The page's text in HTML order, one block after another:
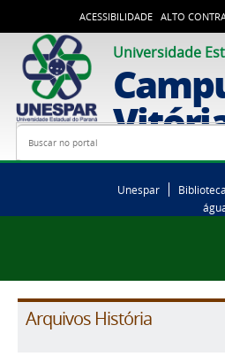
ACESSIBILIDADE ALTO
Universidade
Busca
Unespar
Biblioteca
Arquivos História